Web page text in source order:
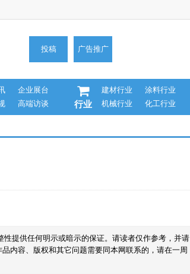
投稿 广告推广
企业展台
高端访谈 行业
建材行业
涂料行业
机械行业
化工行业
提供任何明示或暗示的保证。请读者仅作参考，并请
内容、版权和其它问题需要同本网联系的，请在一周